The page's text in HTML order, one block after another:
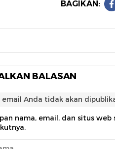
BAGIKAN:
BALASAN
Anda tidak akan
nama, email, dan situs